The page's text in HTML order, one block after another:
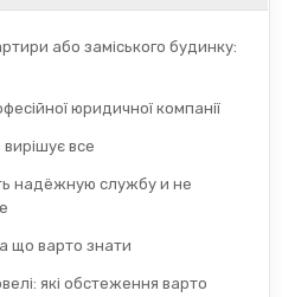
або заміського будинку:
юридичної компанії
все
надёжную службу и не
що варто знати
які обстеження варто